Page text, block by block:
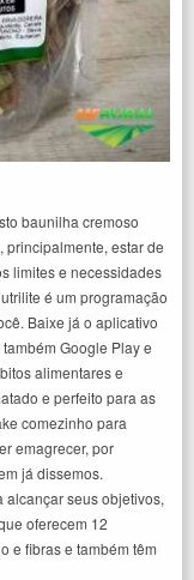
baunilha cremoso
estar de
limites e necessidades
é um programação
Baixe já o aplicativo
Google Play e
alimentares e
e perfeito para as
comezinho para
emagrecer, por
já dissemos.
alcançar seus objetivos,
oferecem 12
e fibras e também têm